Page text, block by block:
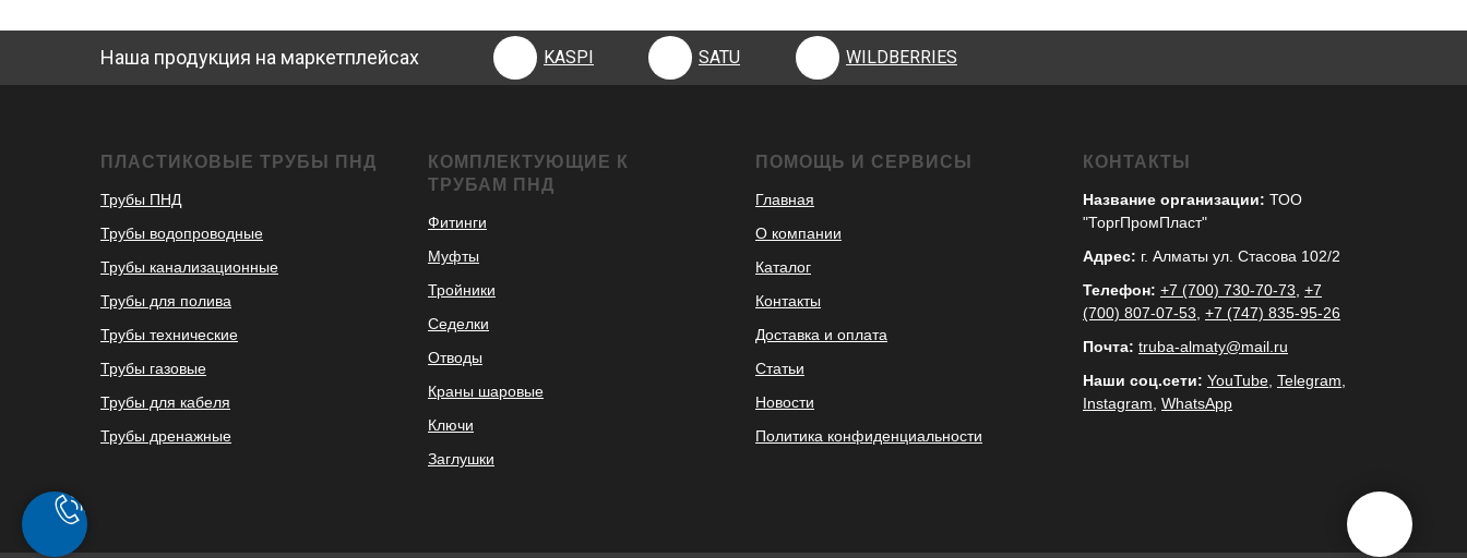
Наша продукция на маркетплейсах KASPI SATU WILDBERRIES
ПЛАСТИКОВЫЕ ТРУБЫ ПНД
Трубы ПНД
Трубы водопроводные
Трубы канализационные
Трубы для полива
Трубы технические
Трубы газовые
Трубы для кабеля
Трубы дренажные
КОМПЛЕКТУЮЩИЕ К
ТРУБАМ ПНД
Фитинги
Муфты
Тройники
Седелки
Отводы
Краны шаровые
Ключи
Заглушки
ПОМОЩЬ И СЕРВИСЫ
Главная
О компании
Каталог
Контакты
Доставка и оплата
Статьи
Новости
Политика конфиденциальности
КОНТАКТЫ
Название организации: ТОО
"ТоргПромПласт"
Адрес: г. Алматы ул. Стасова 102/2
Телефон: +7 (700) 730-70-73 +7
(700) 807-07-53 +7 (747) 835-95-26
Почта: truba-almaty@mail.ru
Наши соц.сети: YouTube Telegram
Instagram WhatsApp